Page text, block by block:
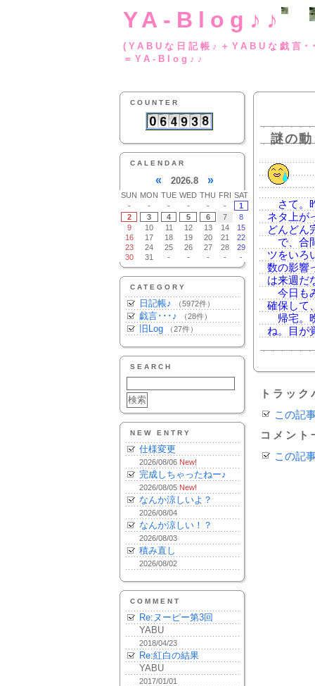
YA-Blog♪♪
(YABUな日記帳♪
＝YA-Blog♪♪
COUNTER
CALENDAR
« 2026.8 »
SUN MON TUE WED THU FRI SAT
-
- - - - -
1
2
3 4 5 6 7
8
9
10 11 12 13 14
15
16
17 18 19 20 21
22
23
24 25 26 27 28
29
30
31 - - - - -
CATEGORY
日記帳♪ （5972件）
戯言･･･♪ （28件）
旧Log （27件）
SEARCH
NEW ENTRY
仕様変更
2026/08/06 New!
完成しちゃったねー♪
2026/08/05 New!
なんか涼しいよ？
2026/08/04
なんか涼しい！？
2026/08/03
積み直し
2026/08/02
COMMENT
Re:ヌーピー第3回
YABU
2018/04/23
Re:紅白の結果
YABU
2017/01/01
謎の
さて。
ネタ上が
どんどん
で、合
ツをいろ
数の影響
は来週だ
今日も
確保して
帰宅。
ね。目が
トラッ
この記
コメント
この記